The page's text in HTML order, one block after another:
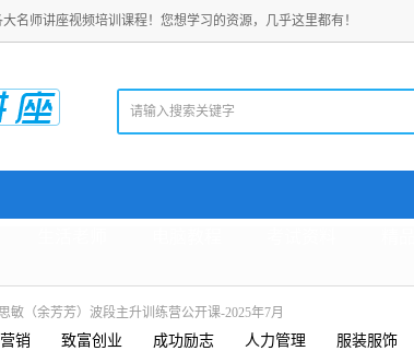
名师讲座视频培训课程！您想学习的资源，几乎这里都有！
敏（余芳芳）波段主升训练营公开课-2025年7月
销 致富创业 成功励志 人力管理 服装服饰